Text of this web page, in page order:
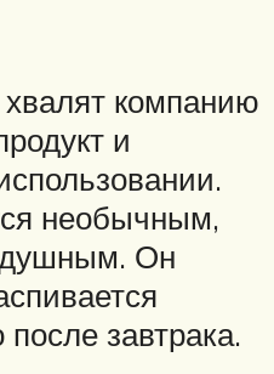
компанию
и
необычным,
Он
завтрака.